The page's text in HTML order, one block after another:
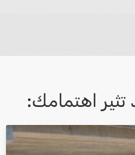
ושימוש בפרטים בהתאם
اهتمامك: